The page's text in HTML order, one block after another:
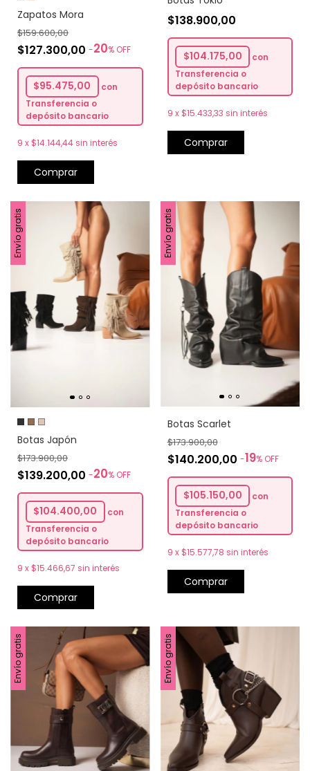
Zapatos Mora
$127.300,00 -20% OFF
$159.600,00
$95.475,00
con
Transferencia o
depósito bancario
9 x $14.144,44 sin interés
Comprar
$138.900,00
$104.175,00
con
Transferencia o
depósito bancario
9 x $15.433,33 sin interés
Comprar
Envío gratis
Botas Japón
$139.200,00 -20% OFF
$173.900,00
$104.400,00
con
Transferencia o
depósito bancario
9 x $15.466,67 sin interés
Comprar
Envío gratis
Botas Scarlet
$140.200,00 -19% OFF
$173.900,00
$105.150,00
con
Transferencia o
depósito bancario
9 x $15.577,78 sin interés
Comprar
Envío gratis Envío gratis